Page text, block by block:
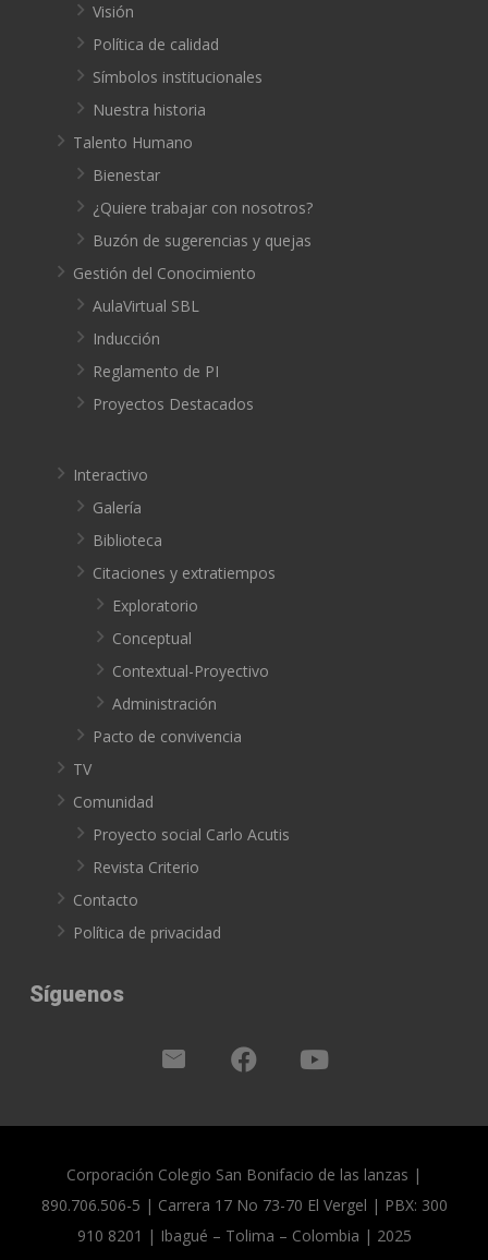
Visión
Política de calidad
Símbolos institucionales
Nuestra historia
Talento Humano
Bienestar
¿Quiere trabajar con nosotros?
Buzón de sugerencias y quejas
Gestión del Conocimiento
AulaVirtual SBL
Inducción
Reglamento de PI
Proyectos Destacados
Interactivo
Galería
Biblioteca
Citaciones y extratiempos
Exploratorio
Conceptual
Contextual-Proyectivo
Administración
Pacto de convivencia
TV
Comunidad
Proyecto social Carlo Acutis
Revista Criterio
Contacto
Política de privacidad
Síguenos
Corporación Colegio San Bonifacio de las lanzas |
890.706.506-5 | Carrera 17 No 73-70 El Vergel | PBX: 300
910 8201 | Ibagué – Tolima – Colombia | 2025